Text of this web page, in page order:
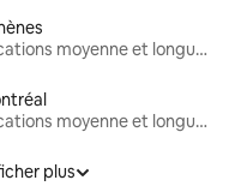
Locations moyenne et longue durée
Locations moyenne et longue durée
plus